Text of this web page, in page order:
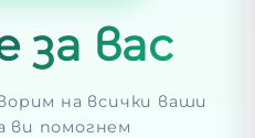
за вас
на всички ваши
ви помогнем